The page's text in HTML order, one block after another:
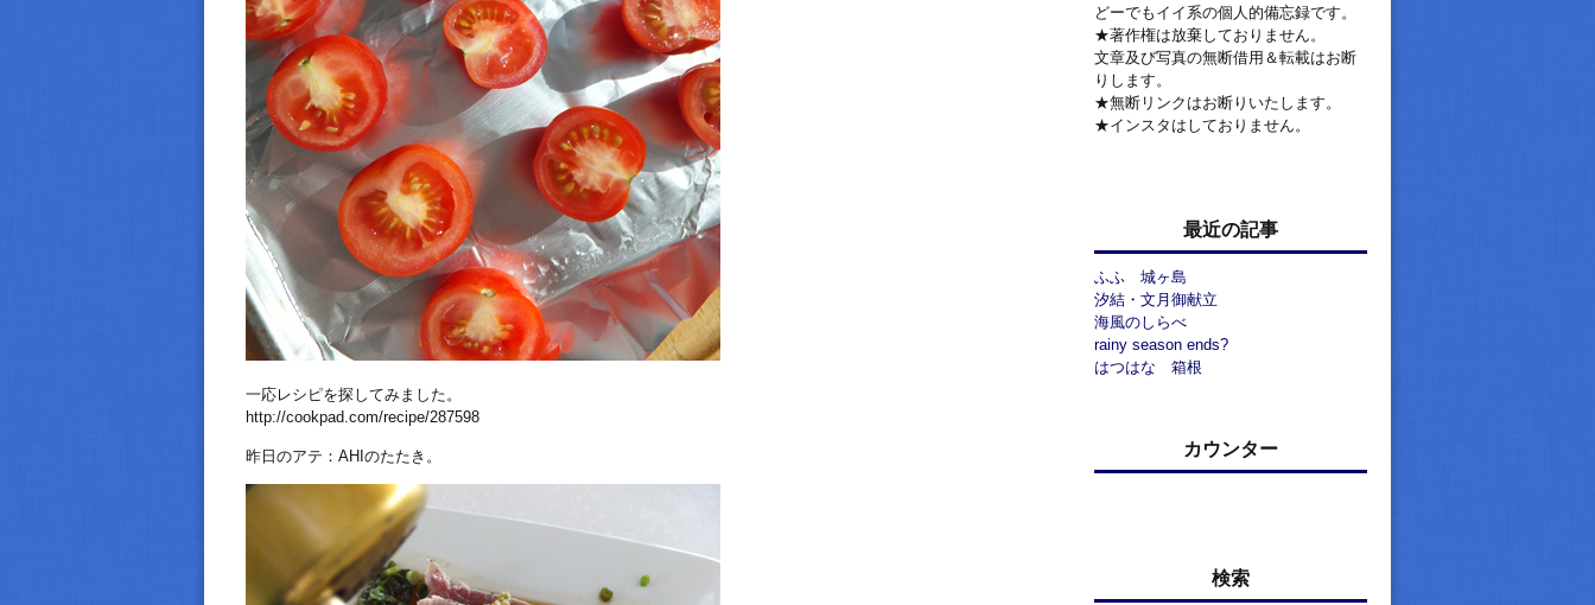
一応レシピを探してみました。
http://cookpad.com/recipe/287598
昨日のアテ：AHIのたたき。
どーでもイイ系の個人的備忘録です。
★著作権は放棄しておりません。
文章及び写真の無断借用＆転載はお断
りします。
★無断リンクはお断りいたします。
★インスタはしておりません。
最近の記事
ふふ 城ヶ島
汐結・文月御献立
海風のしらべ
rainy season ends?
はつはな 箱根
カウンター
検索